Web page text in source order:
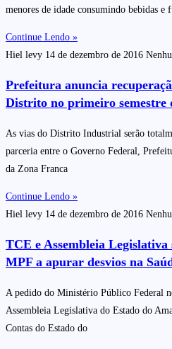
menores de idade consumindo bebidas
Continue Lendo »
Hiel levy 14 de dezembro de 2016
Prefeitura anuncia
Distrito no primeiro semestre
As vias do Distrito Industrial serão
parceria entre o Governo Federal,
da Zona Franca
Continue Lendo »
Hiel levy 14 de dezembro de 2016
TCE e Assembleia Legislativa
MPF a apurar desvios na
A pedido do Ministério Público Federal
Assembleia Legislativa do Estado do
Contas do Estado do